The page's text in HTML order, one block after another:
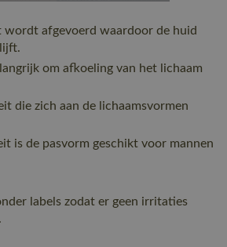
wordt afgevoerd waardoor de huid
om afkoeling van het lichaam
die zich aan de lichaamsvormen
is de pasvorm geschikt voor mannen
labels zodat er geen irritaties